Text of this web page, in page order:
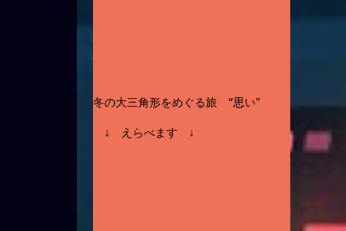
冬の大三角形をめぐる旅 “思い”
↓ えらべます ↓